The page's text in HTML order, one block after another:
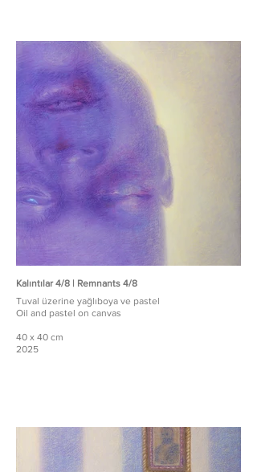
Kalıntılar 4/8 | Remnants 4/8
Tuval üzerine yağlıboya ve pastel
Oil and pastel on canvas
40 x 40 cm
2025